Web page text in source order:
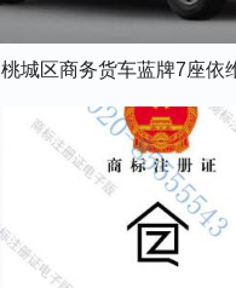
桃城区商务货车蓝牌7座依